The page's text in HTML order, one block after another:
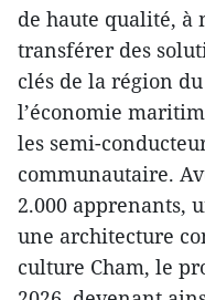
de haute qualité, à
transférer des
clés de la région
l’économie
les semi-
communautaire.
2.000 apprenants,
une architecture
culture Cham, le